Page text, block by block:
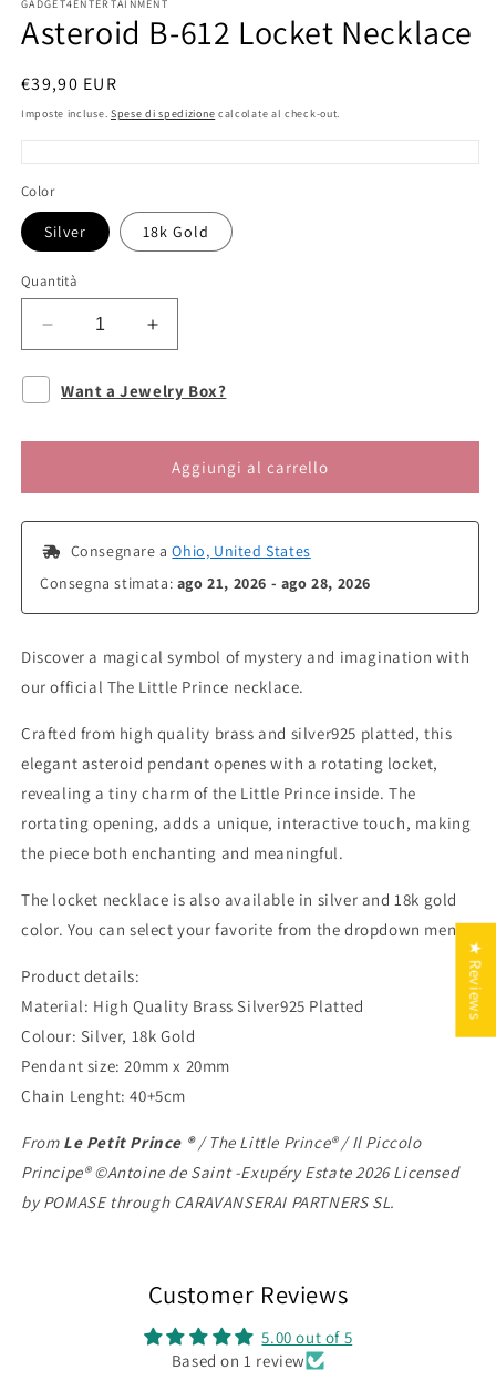
GADGET4ENTERTAINMENT
Asteroid B-612 Locket Necklace
Prezzo
di
listino
€39,90 EUR
Imposte incluse. Spese di spedizione calcolate al check-out.
Color
Silver 18k Gold
Quantità
Diminuisci
quantità
per
Asteroid
Necklace
Aumenta
quantità
per
Asteroid
Locket
Necklace
Want a Jewelry Box?
Aggiungi al carrello
Consegnare a Ohio, United States
Consegna stimata: ago 21, 2026 - ago 28, 2026
Discover a magical symbol of mystery and imagination with
our official The Little Prince necklace.
Crafted from high quality brass and silver925 platted, this
elegant asteroid pendant openes with a rotating locket,
revealing a tiny charm of the Little Prince inside. The
rortating opening, adds a unique, interactive touch, making
the piece both enchanting and meaningful.
The locket necklace is also available in silver and 18k gold
color. You can select your favorite from the dropdown menu.
Product details:
Material: High Quality Brass Silver925 Platted
Colour: Silver, 18k Gold
Pendant size: 20mm x 20mm
Chain Lenght: 40+5cm
From Le Petit Prince ®/ The Little Prince® / Il Piccolo
Principe® ©Antoine de Saint -Exupéry Estate 2026 Licensed
by POMASE through CARAVANSERAI PARTNERS SL.
Customer Reviews
5.00 out of 5
Based on 1 review
★ Reviews